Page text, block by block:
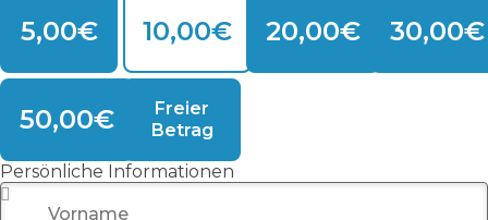
5,00€ 10,00€ 20,00€ 30,00€
50,00€
Freier
Betrag
Persönliche Informationen
Vorname